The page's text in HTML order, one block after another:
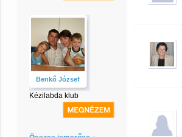
Benkő József
Kézilabda klub